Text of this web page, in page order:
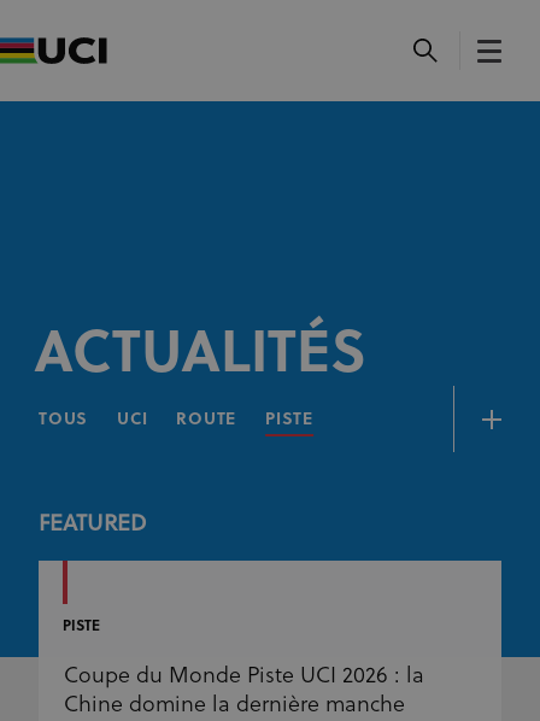
ACTUALITÉS
TOUS UCI ROUTE PISTE
FEATURED
PISTE
Coupe du Monde Piste UCI 2026 : la
Chine domine la dernière manche